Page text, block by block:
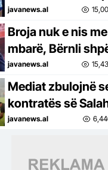
javanews.al
Broja nuk e nis
mbarë, Bërnli
penalltive dhe
tjetër të Kupës!
javanews.al
Mediat zbulojnë
kontratës së
Trabzonspor, 30
javanews.al